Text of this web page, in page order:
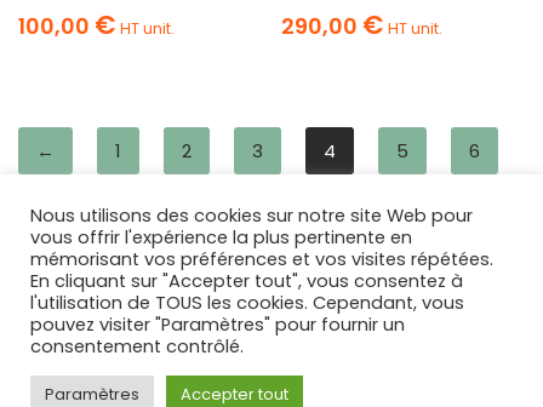
100,00 € HT unit. 290,00 € HT unit.
← 1 2 3 4 5
6
AGRIPNEUS
68 Route Nationale
Lamotte-Warfusée
FRANCE
Nous utilisons des cookies sur notre site Web pour
vous offrir l'expérience la plus pertinente en
mémorisant vos préférences et vos visites répétées.
En cliquant sur "Accepter tout", vous consentez à
l'utilisation de TOUS les cookies. Cependant, vous
pouvez visiter "Paramètres" pour fournir un
consentement contrôlé.
Paramètres Accepter tout